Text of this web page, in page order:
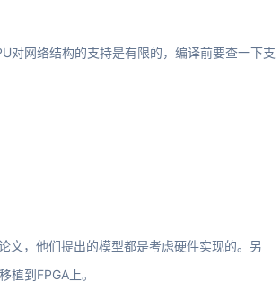
对网络结构的支持是有限的，编译前要查一下支
文，他们提出的模型都是考虑硬件实现的。另
到FPGA上。